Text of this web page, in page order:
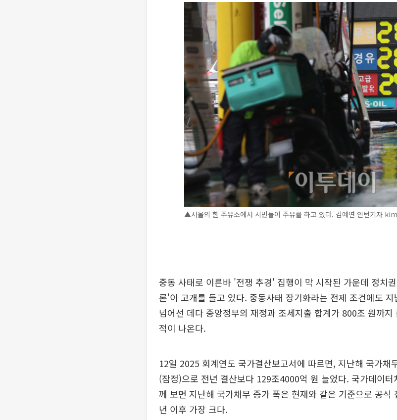
▲서울의 한 주유소에서 시민들이 주유를 하고 있다. 김예연 인턴기자
중동 사태로 이른바 '전쟁 추경' 집행이 막 시작된 가운데 정치
론'이 고개를 들고 있다. 중동사태 장기화라는 전제 조건에도
넘어선 데다 중앙정부의 재정과 조세지출 합계가 800조 원까지
적이 나온다.
12일 2025 회계연도 국가결산보고서에 따르면, 지난해 국가채
(잠정)으로 전년 결산보다 129조4000억 원 늘었다. 국가데이터
께 보면 지난해 국가채무 증가 폭은 현재와 같은 기준으로 공식
년 이후 가장 크다.